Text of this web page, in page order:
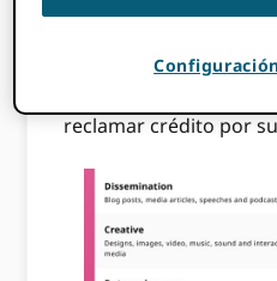
trabajos, muchos de
reclamar crédito por